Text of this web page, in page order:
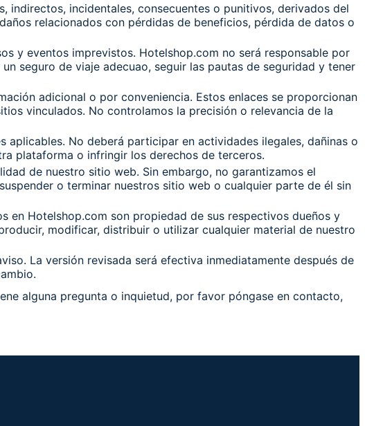
indirectos, incidentales, consecuentes o punitivos, derivados del
relacionados con pérdidas de beneficios, pérdida de datos o
y eventos imprevistos. Hotelshop.com no será responsable por
seguro de viaje adecuao, seguir las pautas de seguridad y tener
adicional o por conveniencia. Estos enlaces se proporcionan
vinculados. No controlamos la precisión o relevancia de la
No deberá participar en actividades ilegales, dañinas o
plataforma o infringir los derechos de terceros.
de nuestro sitio web. Sin embargo, no garantizamos el
o terminar nuestros sitio web o cualquier parte de él sin
en Hotelshop.com son propiedad de sus respectivos dueños y
modificar, distribuir o utilizar cualquier material de nuestro
La versión revisada será efectiva inmediatamente después de
alguna pregunta o inquietud, por favor póngase en contacto,